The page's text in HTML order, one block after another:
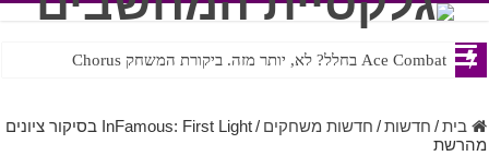
Ace Combat בחלל? לא, יותר מזה. ביקורת המשחק Chorus
Steven Universe והשירים שתורגמו בצורה נוראית לעברית
בית / חדשות / חדשות משחקים /
InFamous: First Light בסיקור ציונים
מהרשת